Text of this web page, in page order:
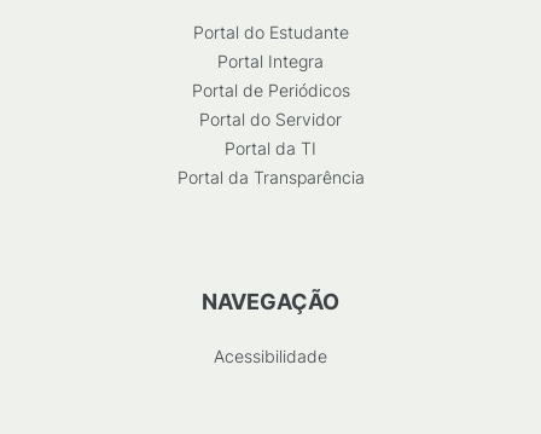
Portal do Estudante
Portal Integra
Portal de Periódicos
Portal do Servidor
Portal da TI
Portal da Transparência
NAVEGAÇÃO
Acessibilidade